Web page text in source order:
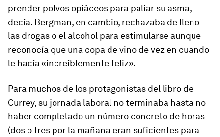
prender polvos opiáceos para paliar su asma,
decía. Bergman, en cambio, rechazaba de lleno
las drogas o el alcohol para estimularse aunque
reconocía que una copa de vino de vez en cuando
le hacía «increíblemente feliz».
Para muchos de los protagonistas del libro de
Currey, su jornada laboral no terminaba hasta no
haber completado un número concreto de horas
(dos o tres por la mañana eran suficientes para